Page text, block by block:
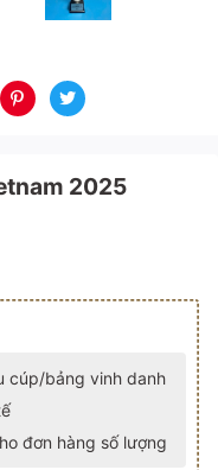
2025
cúp/bảng vinh danh
đơn hàng số lượng